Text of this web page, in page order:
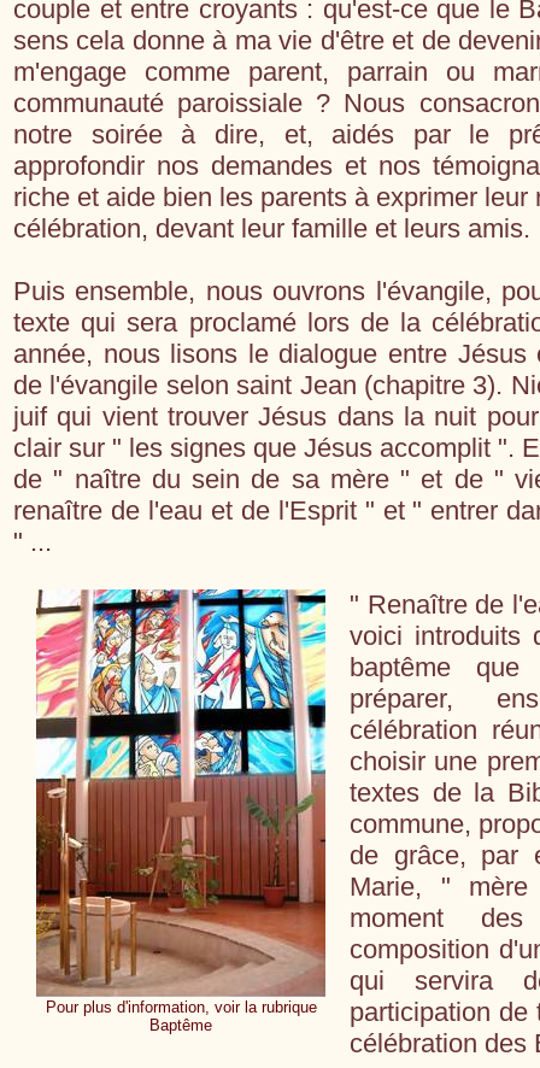
couple et entre croyants : qu'est-ce que le
sens cela donne à ma vie d'être et de
m'engage comme parent, parrain ou
communauté paroissiale ? Nous
notre soirée à dire, et, aidés par le
approfondir nos demandes et nos
riche et aide bien les parents à exprimer leur
célébration, devant leur famille et leurs amis.
Puis ensemble, nous ouvrons l'évangile,
texte qui sera proclamé lors de la
année, nous lisons le dialogue entre Jésus
de l'évangile selon saint Jean (chapitre 3).
juif qui vient trouver Jésus dans la nuit
clair sur " les signes que Jésus accomplit ".
de " naître du sein de sa mère " et de "
renaître de l'eau et de l'Esprit " et " entrer
" ...
Pour plus d'information, voir la rubrique
Baptême
" Renaître de
voici introduits
baptême
préparer,
célébration
choisir une
textes de la
commune,
de grâce, par
Marie, "
moment
composition
qui servira
participation de
célébration des